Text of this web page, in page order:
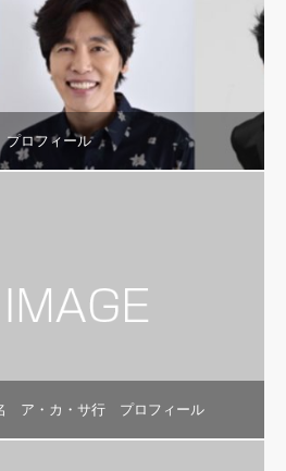
ロフィール
・カ・サ行 プロフィール